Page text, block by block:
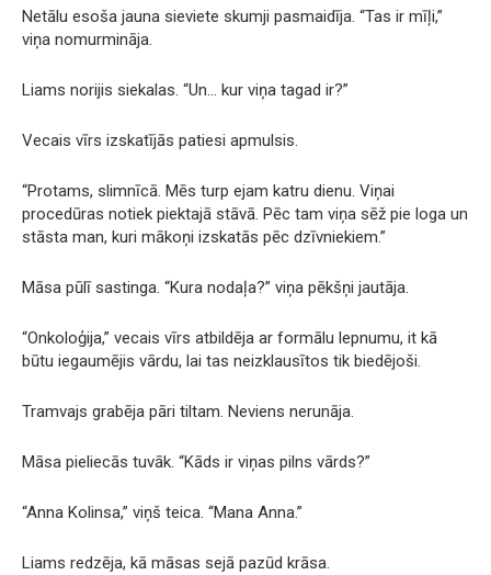
Netālu esoša jauna sieviete skumji pasmaidīja. “Tas ir mīļi,”
viņa nomurmināja.
Liams norijis siekalas. “Un… kur viņa tagad ir?”
Vecais vīrs izskatījās patiesi apmulsis.
“Protams, slimnīcā. Mēs turp ejam katru dienu. Viņai
procedūras notiek piektajā stāvā. Pēc tam viņa sēž pie loga un
stāsta man, kuri mākoņi izskatās pēc dzīvniekiem.”
Māsa pūlī sastinga. “Kura nodaļa?” viņa pēkšņi jautāja.
“Onkoloģija,” vecais vīrs atbildēja ar formālu lepnumu, it kā
būtu iegaumējis vārdu, lai tas neizklausītos tik biedējoši.
Tramvajs grabēja pāri tiltam. Neviens nerunāja.
Māsa pieliecās tuvāk. “Kāds ir viņas pilns vārds?”
“Anna Kolinsa,” viņš teica. “Mana Anna.”
Liams redzēja, kā māsas sejā pazūd krāsa.